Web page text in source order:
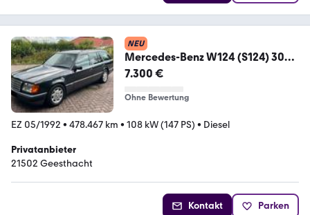
NEU
Mercedes-Benz W124 (S124) 300
TD Turbo OM ...
7.300 €
Ohne Bewertung
EZ 05/1992 • 478.467 km • 108 kW (147 PS) • Diesel
Privatanbieter
21502 Geesthacht
Kontakt Parken